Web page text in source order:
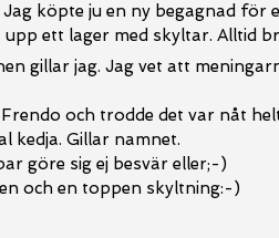
köpte ju en ny begagnad för
ett lager med skyltar. Alltid
gillar jag. Jag vet att
och trodde det var nåt
kedja. Gillar namnet.
göre sig ej besvär eller;-)
och en toppen skyltning:-)